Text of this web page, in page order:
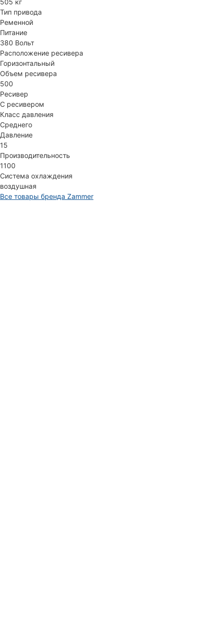
Тип привода
Ременной
Питание
380 Вольт
Расположение ресивера
Горизонтальный
Объем ресивера
500
Ресивер
С ресивером
Класс давления
Среднего
Давление
15
Производительность
1100
Система охлаждения
воздушная
Все товары бренда Zammer